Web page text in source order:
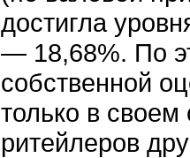
достигла
— 18,68%. По
собственной
только в
ритейлеров